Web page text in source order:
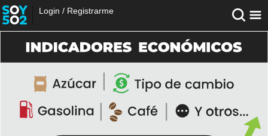
Login / Registrarme